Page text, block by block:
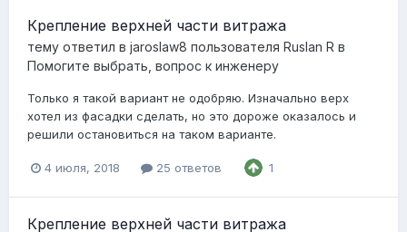
Крепление верхней части витража
тему ответил в jaroslaw8 пользователя Ruslan R в
Помогите выбрать, вопрос к инженеру
Только я такой вариант не одобряю. Изначально верх
хотел из фасадки сделать, но это дороже оказалось и
решили остановиться на таком варианте.
4 июля, 2018 25 ответов 1
Крепление верхней части витража